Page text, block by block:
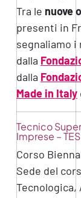
Tra le nuove
presenti in
segnaliamo i
dalla
dalla
Made in Italy
Tecnico
Imprese –
Corso
Sede del
Tecnologica,